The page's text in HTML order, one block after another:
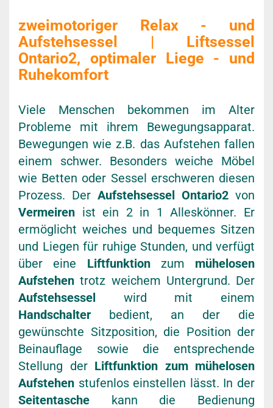
zweimotoriger Relax - und
Aufstehsessel | Liftsessel
Ontario2, optimaler Liege - und
Ruhekomfort
Viele Menschen bekommen im Alter
Probleme mit ihrem Bewegungsapparat.
Bewegungen wie z.B. das Aufstehen fallen
einem schwer. Besonders weiche Möbel
wie Betten oder Sessel erschweren diesen
Prozess. Der Aufstehsessel Ontario2 von
Vermeiren ist ein 2 in 1 Alleskönner. Er
ermöglicht weiches und bequemes Sitzen
und Liegen für ruhige Stunden, und verfügt
über eine Liftfunktionzum mühelosen
Aufstehen trotz weichem Untergrund. Der
Aufstehsessel wird mit einem
Handschalter bedient, an der die
gewünschte Sitzposition, die Position der
Beinauflage sowie die entsprechende
Stellung der Liftfunktion zum mühelosen
Aufstehen stufenlos einstellen lässt. In der
Seitentasche kann die Bedienung